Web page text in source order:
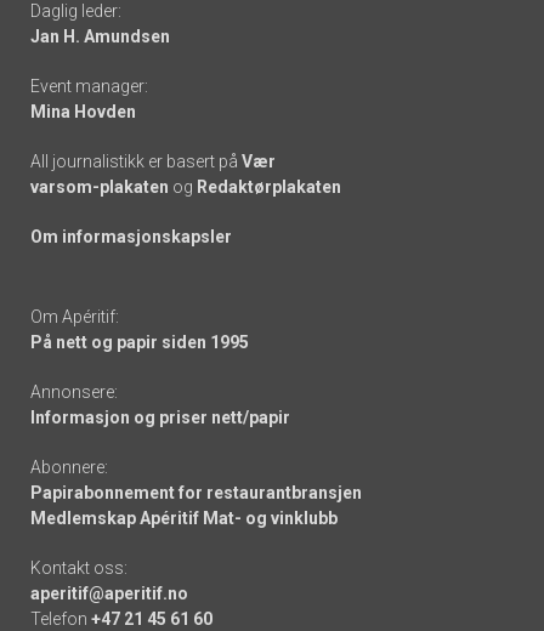
links
Daglig leder:
Jan H. Amundsen
Event manager:
Mina Hovden
All journalistikk er basert på Vær
varsom-plakaten og Redaktørplakaten
Om informasjonskapsler
Om Apéritif:
På nett og papir siden 1995
Annonsere:
Informasjon og priser nett/papir
Abonnere:
Papirabonnement for restaurantbransjen
Medlemskap Apéritif Mat- og vinklubb
Kontakt oss:
aperitif@aperitif.no
Telefon +47 21 45 61 60